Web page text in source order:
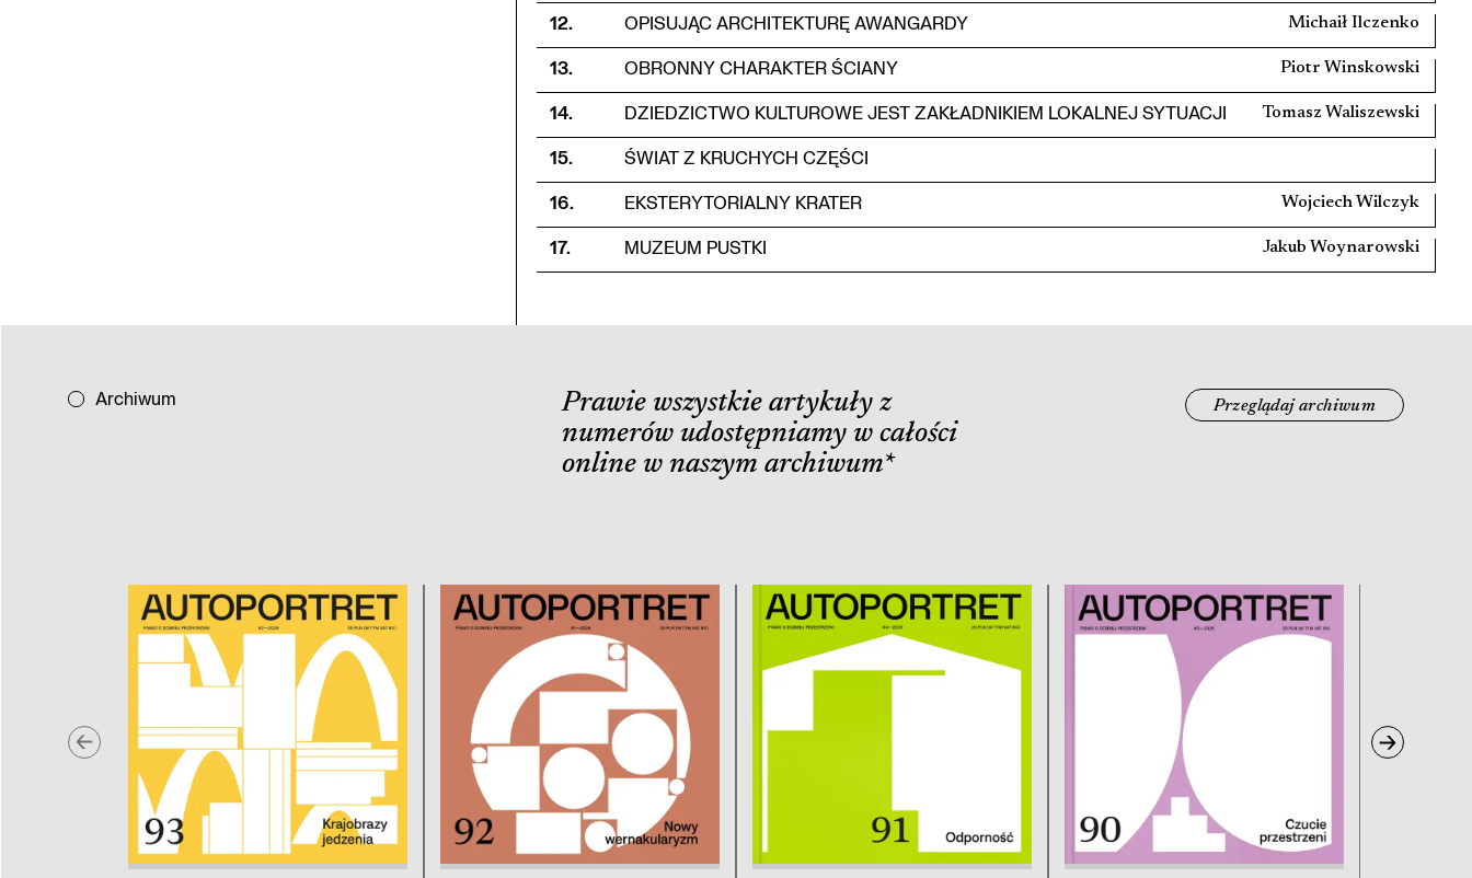
12. OPISUJĄC ARCHITEKTURĘ AWANGARDY Michaił Ilczenko
13. OBRONNY CHARAKTER ŚCIANY Piotr Winskowski
14. DZIEDZICTWO KULTUROWE JEST ZAKŁADNIKIEM LOKALNEJ SYTUACJI Tomasz Waliszewski
15. ŚWIAT Z KRUCHYCH CZĘŚCI
16. EKSTERYTORIALNY KRATER Wojciech Wilczyk
17. MUZEUM PUSTKI Jakub Woynarowski
Archiwum
Prawie wszystkie artykuły z
numerów udostępniamy w całości
online w naszym archiwum*
Przeglądaj archiwum